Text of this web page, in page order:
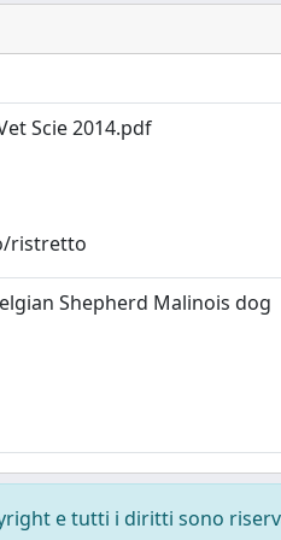
Scie 2014.pdf
ristretto
Shepherd Malinois dog
e tutti i diritti sono